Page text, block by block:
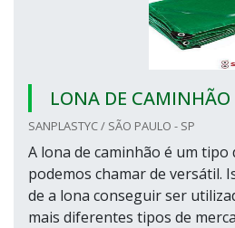
LONA DE CAMINHÃO
SANPLASTYC / SÃO PAULO - SP
A lona de caminhão é um
podemos chamar de versátil.
de a lona conseguir ser
mais diferentes tipos de